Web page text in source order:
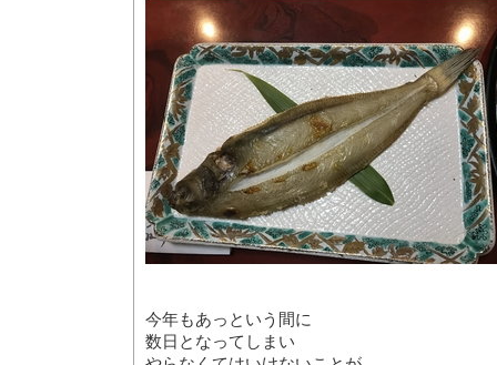
今年もあっという間に
数日となってしまい